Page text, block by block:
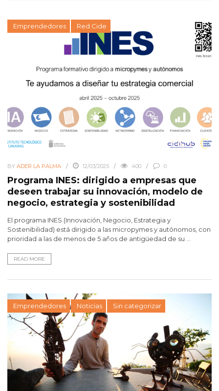
Emprendedores Red Cide
BY ADER LA PALMA 12/03/2025 400 0
Programa INES: dirigido a empresas que
deseen trabajar su innovación, modelo de
negocio, estrategia y sostenibilidad
El programa INES (Innovación, Negocio, Estrategia y
Sostenibilidad) está dirigido a las micropymes y autónomos, con
prioridad a las de menos de 5 años de antigüedad de su ...
READ MORE
Emprendedores Noticias Sin categorizar